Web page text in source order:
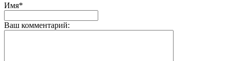
Имя*
Ваш комментарий: